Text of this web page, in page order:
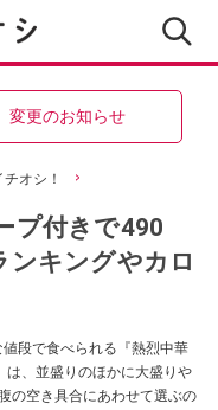
変更のお知らせ
オシ！
プ付きで490
ンキングやカロ
段で食べられる『熱烈中華
は、並盛りのほかに大盛りや
の空き具合にあわせて選ぶの